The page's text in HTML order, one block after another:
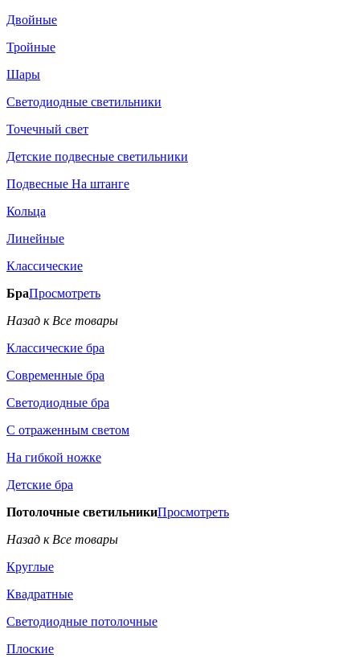
Двойные
Тройные
Шары
Светодиодные светильники
Точечный свет
Детские подвесные светильники
Подвесные На штанге
Кольца
Линейные
Классические
БраПросмотреть
Назад к Все товары
Классические бра
Современные бра
Светодиодные бра
С отраженным светом
На гибкой ножке
Детские бра
Потолочные светильникиПросмотреть
Назад к Все товары
Круглые
Квадратные
Светодиодные потолочные
Плоские